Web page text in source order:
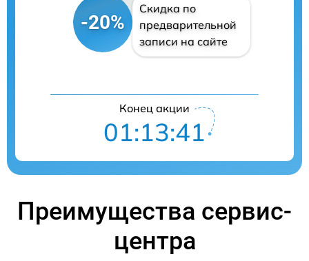
-20%
Скидка по
предварительной
записи на сайте
Конец акции
01:13:40
Преимущества сервис-
центра